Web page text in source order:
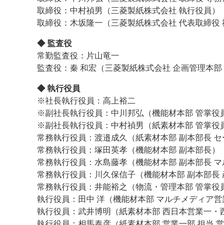
発刊案内 JFPI印刷用語集 印刷機材年鑑
運営
会社案内
取締役：中村禎男（三菱製紙株式会社 執行役員）
取締役：木坂隆一（三菱製紙株式会社 代表取締役
◆ 監査役
常勤監査役：片山竜一
監査役：秦 和宏（三菱製紙株式会社 企画管理本
◆ 執行役員
※社長執行役員：高上裕二
※副社長執行役員：中川邦弘（機能材本部 管掌役
※副社長執行役員：中村禎男（紙素材本部 管掌役
常務執行役員：渡邉成久（紙素材本部 副本部長
常務執行役員：塚田英孝（機能材本部 副本部長）
常務執行役員：水島藤孝（機能材本部 副本部長 マ
常務執行役員：川久保信子（機能材本部 副本部長
常務執行役員：井能裕之（物流・管理本部 管掌役
執行役員：田中 洋（機能材本部 マルチメディア営
執行役員：武井博明（紙素材本部 西日本営業一・